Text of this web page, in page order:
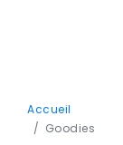
NOS PRODUITS
Accueil
Goodies